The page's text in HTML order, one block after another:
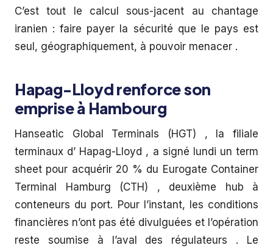
C’est tout le calcul sous-jacent au chantage
iranien : faire payer la sécurité que le pays est
seul, géographiquement, à pouvoir menacer .
Hapag-Lloyd renforce son
emprise à Hambourg
Hanseatic Global Terminals (HGT) , la filiale
terminaux d’ Hapag-Lloyd , a signé lundi un term
sheet pour acquérir 20 % du Eurogate Container
Terminal Hamburg (CTH) , deuxième hub à
conteneurs du port. Pour l’instant, les conditions
financières n’ont pas été divulguées et l’opération
reste soumise à l’aval des régulateurs . Le